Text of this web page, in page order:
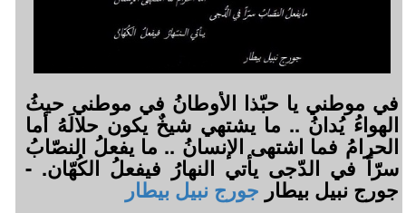
في موطني يا حبّذا الأوطانُ في موطني حيثُ
الهواءُ يُدانُ .. ما يشتهي شيخٌ يكون حلالَهُ أما
الحرامُ فما اشتهى الإنسانُ .. ما يفعلُ النصّابُ
سرّاً في الدّجى يأتي النهارُ فيفعلُ الكُهّان. -
جورج نبيل بيطار جورج نبيل بيطار